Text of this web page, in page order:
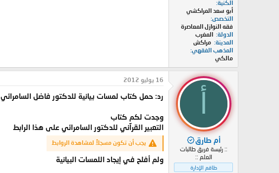
الكنية
أبو سعد المراكشي
التخصص
فقه النوازل المعاصرة
الدولة المغرب
المدينة مراكش
المذهب الفقهي
مالكي
أم طارق
:: رئيسة فريق طالبات
العلم ::
طاقم الإدارة
16 يوليو 2012
رد: حمل كتاب لمسات بيانية للدكتور فاضل السامرائي
وجدت لكم كتاب
التعبير القرآني للدكتور السامرائي على هذا الرابط
يجب أن تكون مسجلاً لمشاهدة الروابط
ولم أفلح في إيجاد اللمسات البيانية